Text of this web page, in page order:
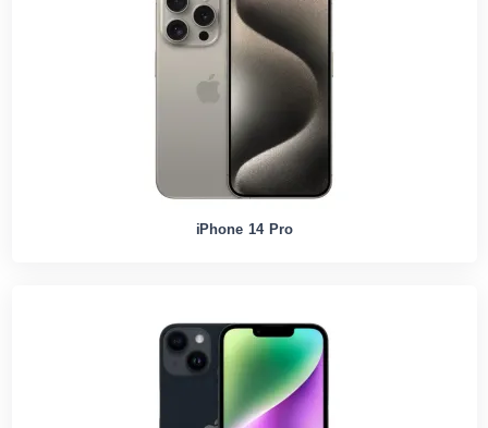
iPhone 14 Pro